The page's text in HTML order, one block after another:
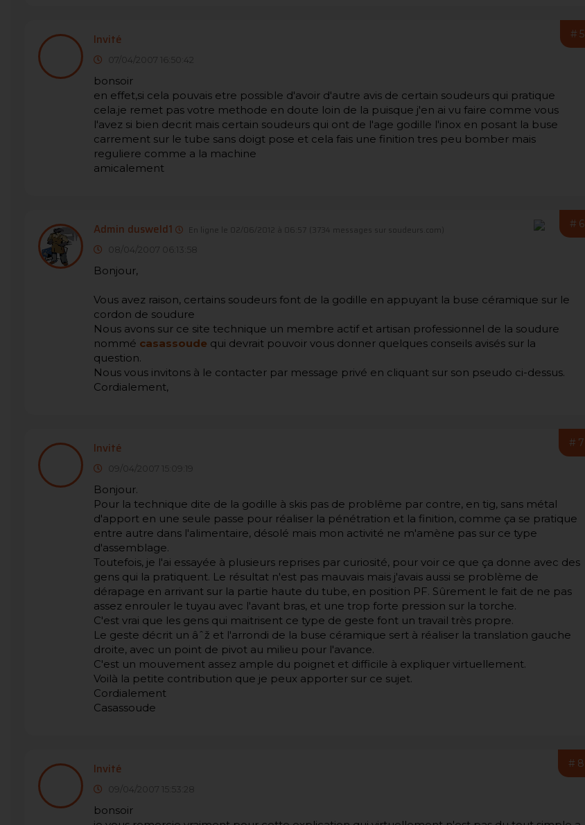
#5
Invité
07/04/2007 16:50:42
bonsoir
en effet,si cela pouvais etre possible d'avoir d'autre avis de certain soudeurs qui pratique
cela.je remet pas votre methode en doute loin de la puisque j'en ai vu faire comme vous
l'avez si bien decrit mais certain soudeurs qui ont de l'age godille l'inox en posant la buse
carrement sur le tube sans doigt pose et cela fais une finition tres peu bomber mais
reguliere comme a la machine
amicalement
#6
Admin dusweld1 En ligne le 02/06/2012 à 06:57 (3734 messages sur soudeurs.com)
08/04/2007 06:13:58
Bonjour,
Vous avez raison, certains soudeurs font de la godille en appuyant la buse céramique sur le
cordon de soudure
Nous avons sur ce site technique un membre actif et artisan professionnel de la soudure
nommé casassoude qui devrait pouvoir vous donner quelques conseils avisés sur la
question.
Nous vous invitons à le contacter par message privé en cliquant sur son pseudo ci-dessus.
Cordialement,
#7
Invité
09/04/2007 15:09:19
Bonjour.
Pour la technique dite de la godille à skis pas de problême par contre, en tig, sans métal
d'apport en une seule passe pour réaliser la pénétration et la finition, comme ça se pratique
entre autre dans l'alimentaire, désolé mais mon activité ne m'amène pas sur ce type
d'assemblage.
Toutefois, je l'ai essayée à plusieurs reprises par curiosité, pour voir ce que ça donne avec des
gens qui la pratiquent. Le résultat n'est pas mauvais mais j'avais aussi se problème de
dérapage en arrivant sur la partie haute du tube, en position PF. Sûrement le fait de ne pas
assez enrouler le tuyau avec l'avant bras, et une trop forte pression sur la torche.
C'est vrai que les gens qui maitrisent ce type de geste font un travail très propre.
Le geste décrit un âˆž et l'arrondi de la buse céramique sert à réaliser la translation gauche
droite, avec un point de pivot au milieu pour l'avance.
C'est un mouvement assez ample du poignet et difficile à expliquer virtuellement.
Voilà la petite contribution que je peux apporter sur ce sujet.
Cordialement
Casassoude
#8
Invité
09/04/2007 15:53:28
bonsoir